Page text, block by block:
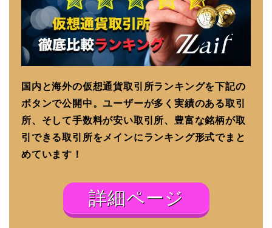
国内と海外の仮想通貨取引所ランキングを下記の
ボタンで公開中。ユーザーが多く実績のある取引
所、そして手数料が安い取引所、豊富な銘柄が取
引できる取引所をメインにランキング形式でまと
めています！
詳細ページ